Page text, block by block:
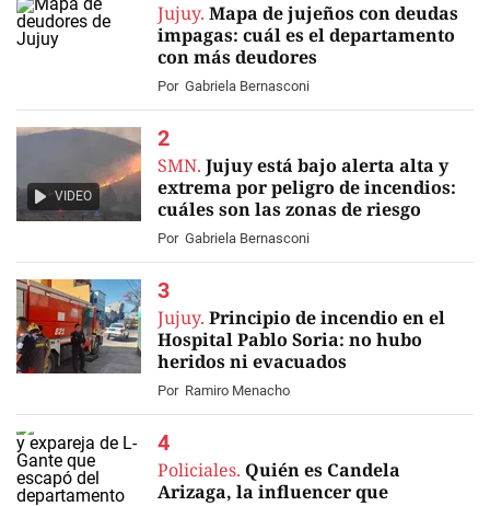
Jujuy. Mapa de jujeños con deudas
impagas: cuál es el departamento
con más deudores
Por Gabriela Bernasconi
VIDEO
SMN. Jujuy está bajo alerta alta y
extrema por peligro de incendios:
cuáles son las zonas de riesgo
Por Gabriela Bernasconi
Jujuy. Principio de incendio en el
Hospital Pablo Soria: no hubo
heridos ni evacuados
Por Ramiro Menacho
Policiales. Quién es Candela
Arizaga, la influencer que